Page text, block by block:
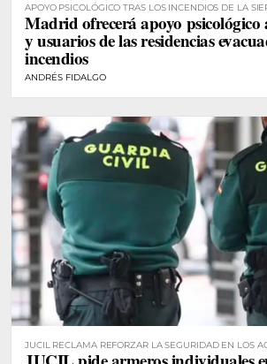
APOYO PSICOLÓGICO TRAS LOS INCENDIOS DE LA
Madrid ofrecerá apoyo psicológico
y usuarios de las residencias
incendios
ANDRÉS FIDALGO
JUCIL RECLAMA REFORZAR LA SEGURIDAD EN LOS